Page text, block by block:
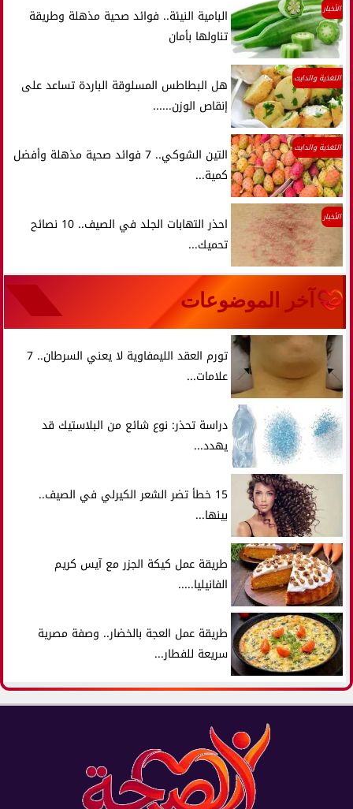
الأخبار
البامية النيئة.. فوائد صحية مذهلة وطريقة
تناولها بأمان
التغذية والدايت
هل البطاطس المسلوقة الباردة تساعد على
إنقاص الوزن......
التغذية والدايت
التين الشوكي.. 7 فوائد صحية مذهلة وأفضل
كمية...
الأخبار
احذر التهابات الجلد في الصيف.. 10 نصائح
تحميك...
آخر الموضوعات
تورم العقد الليمفاوية لا يعني السرطان.. 7
علامات...
دراسة تحذر: نوع شائع من البلاستيك قد
يهدد...
15 خطأ تضر الشعر الكيرلي في الصيف..
بينها...
طريقة عمل كيكة الجزر مع آيس كريم
الفانيليا.....
طريقة عمل العجة بالخضار.. وصفة مصرية
سريعة للفطار...